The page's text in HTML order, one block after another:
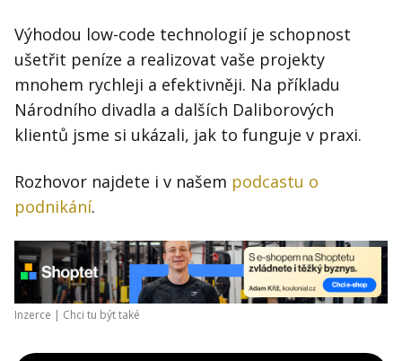
Výhodou low-code technologií je schopnost
ušetřit peníze a realizovat vaše projekty
mnohem rychleji a efektivněji. Na příkladu
Národního divadla a dalších Daliborových
klientů jsme si ukázali, jak to funguje v praxi.
Rozhovor najdete i v našem podcastu o
podnikání.
Inzerce | Chci tu být také